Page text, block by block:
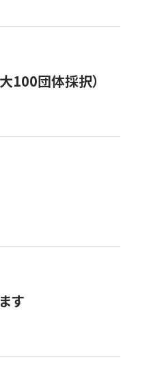
100団体採択）
す